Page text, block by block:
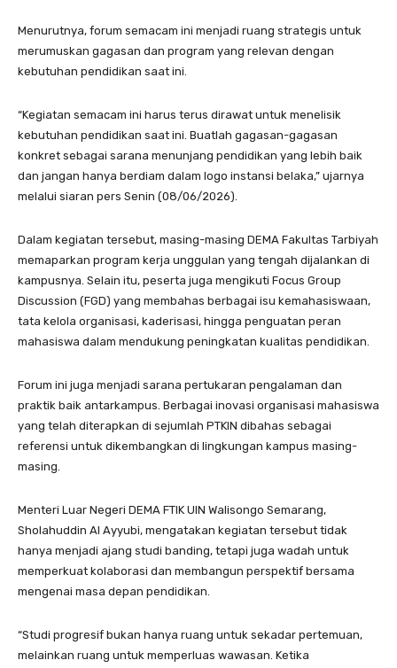
Menurutnya, forum semacam ini menjadi ruang strategis untuk
merumuskan gagasan dan program yang relevan dengan
kebutuhan pendidikan saat ini.
“Kegiatan semacam ini harus terus dirawat untuk menelisik
kebutuhan pendidikan saat ini. Buatlah gagasan-gagasan
konkret sebagai sarana menunjang pendidikan yang lebih baik
dan jangan hanya berdiam dalam logo instansi belaka,” ujarnya
melalui siaran pers Senin (08/06/2026).
Dalam kegiatan tersebut, masing-masing DEMA Fakultas Tarbiyah
memaparkan program kerja unggulan yang tengah dijalankan di
kampusnya. Selain itu, peserta juga mengikuti Focus Group
Discussion (FGD) yang membahas berbagai isu kemahasiswaan,
tata kelola organisasi, kaderisasi, hingga penguatan peran
mahasiswa dalam mendukung peningkatan kualitas pendidikan.
Forum ini juga menjadi sarana pertukaran pengalaman dan
praktik baik antarkampus. Berbagai inovasi organisasi mahasiswa
yang telah diterapkan di sejumlah PTKIN dibahas sebagai
referensi untuk dikembangkan di lingkungan kampus masing-
masing.
Menteri Luar Negeri DEMA FTIK UIN Walisongo Semarang,
Sholahuddin Al Ayyubi, mengatakan kegiatan tersebut tidak
hanya menjadi ajang studi banding, tetapi juga wadah untuk
memperkuat kolaborasi dan membangun perspektif bersama
mengenai masa depan pendidikan.
“Studi progresif bukan hanya ruang untuk sekadar pertemuan,
melainkan ruang untuk memperluas wawasan. Ketika